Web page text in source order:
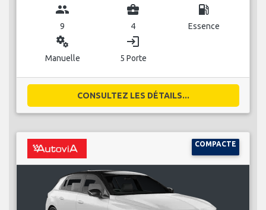
group
9
business_center
4
local_gas_station
Essence
miscellaneous_services
Manuelle
login
5 Porte
CONSULTEZ LES DÉTAILS...
COMPACTE